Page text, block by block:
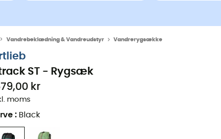
Vandrebeklædning & Vandreudstyr Vandrerygsække
ST - Rygsæk
kr
moms
: Black